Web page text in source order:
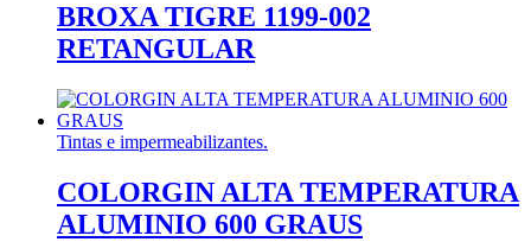
BROXA TIGRE 1199-002
RETANGULAR
Tintas e impermeabilizantes.
COLORGIN ALTA TEMPERATURA
ALUMINIO 600 GRAUS